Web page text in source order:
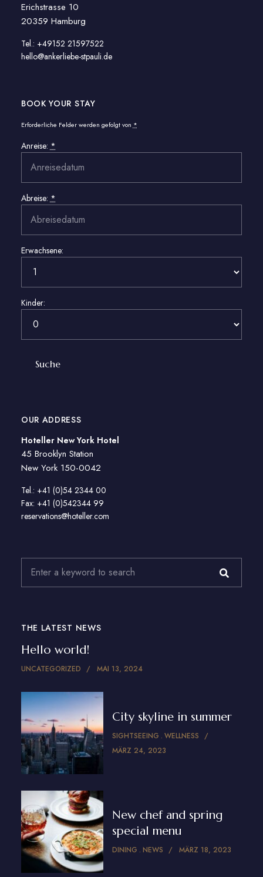
Erichstrasse 10
20359 Hamburg
Tel.: +49152 21597522
hello@ankerliebe-stpauli.de
BOOK YOUR STAY
Erforderliche Felder werden gefolgt von *
Anreise: *
Abreise: *
Erwachsene:
Kinder:
OUR ADDRESS
Hoteller New York Hotel
45 Brooklyn Station
New York 150-0042
Tel.: +41 (0)54 2344 00
Fax: +41 (0)542344 99
reservations@hoteller.com
THE LATEST NEWS
Hello world!
UNCATEGORIZED MAI 13, 2024
City skyline in summer
SIGHTSEEING WELLNESS
MÄRZ 24, 2023
New chef and spring
special menu
DINING NEWS MÄRZ 18, 2023